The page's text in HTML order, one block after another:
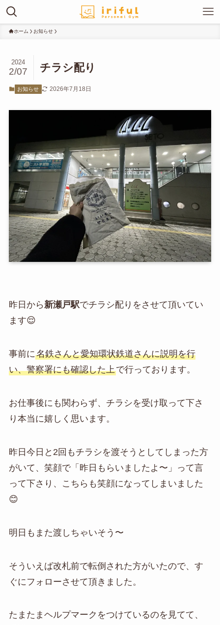
ホーム お知らせ
チラシ配り
2024
2/07
お知らせ 2026年7月18日
昨日から新瀬戸駅でチラシ配りをさせて頂いてい
ます😌
事前に名鉄さんと愛知環状鉄道さんに説明を行
い、警察署にも確認した上で行っております。
お仕事後にも関わらず、チラシを受け取って下さ
り本当に嬉しく思います。
昨日今日と2回もチラシを渡そうとしてしまった方
がいて、笑顔で「昨日もらいましたよ〜」って言
って下さり、こちらも笑顔になってしまいました
😊
明日もまた渡しちゃいそう〜
そういえば改札前で転倒された方がいたので、す
ぐにフォローさせて頂きました。
たまたまヘルプマークをつけているのを見てて、